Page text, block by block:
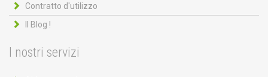
Contratto d'utilizzo
Il Blog !
I nostri servizi